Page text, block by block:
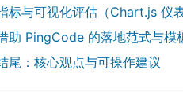
标与可视化评估（Chart.js 仪表
助 PingCode 的落地范式与模
尾：核心观点与可操作建议